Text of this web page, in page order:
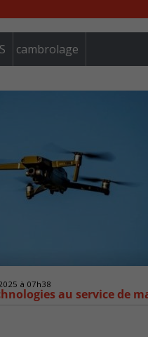
cambrolage
à 07h38
au service de